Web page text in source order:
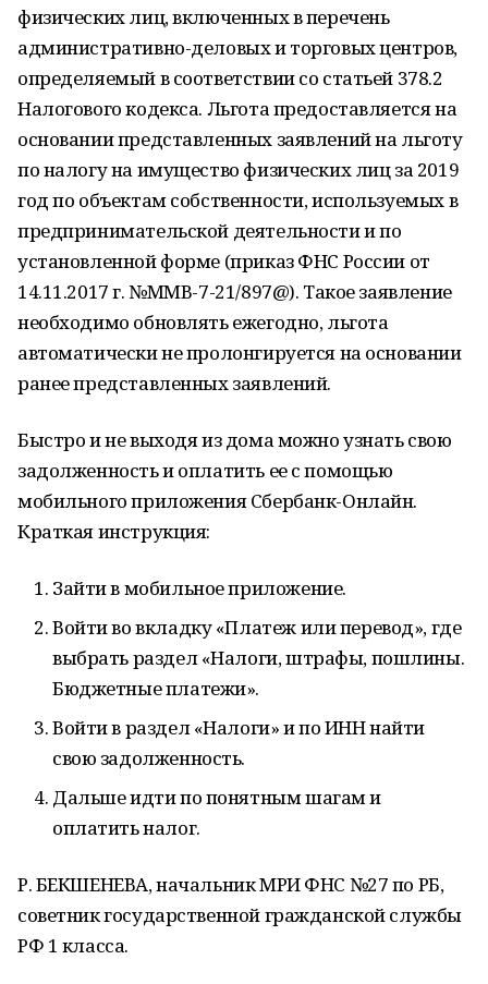
физических лиц, включенных в перечень
административно-деловых и торговых центров,
определяемый в соответствии со статьей 378.2
Налогового кодекса. Льгота предоставляется на
основании представленных заявлений на льготу
по налогу на имущество физических лиц за 2019
год по объектам собственности, используемых в
предпринимательской деятельности и по
установленной форме (приказ ФНС России от
14.11.2017 г. №ММВ-7-21/897@). Такое заявление
необходимо обновлять ежегодно, льгота
автоматически не пролонгируется на основании
ранее представленных заявлений.
Быстро и не выходя из дома можно узнать свою
задолженность и оплатить ее с помощью
мобильного приложения Сбербанк-Онлайн.
Краткая инструкция:
Зайти в мобильное приложение.
Войти во вкладку «Платеж или перевод», где
выбрать раздел «Налоги, штрафы, пошлины.
Бюджетные платежи».
Войти в раздел «Налоги» и по ИНН найти
свою задолженность.
Дальше идти по понятным шагам и
оплатить налог.
Р. БЕКШЕНЕВА, начальник МРИ ФНС №27 по РБ,
советник государственной гражданской службы
РФ 1 класса.